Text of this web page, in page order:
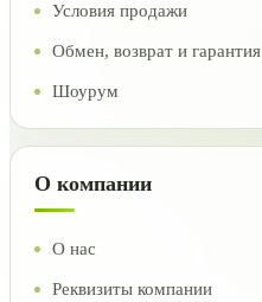
Условия продажи
Обмен, возврат и гарантия
Шоурум
О компании
О нас
Реквизиты компании